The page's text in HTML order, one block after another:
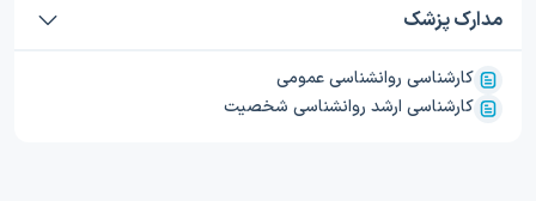
مدارک پزشک
کارشناسی روانشناسی عمومی
کارشناسی ارشد روانشناسی شخصیت